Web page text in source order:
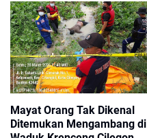
Mayat Orang Tak Dikenal
Ditemukan Mengambang di